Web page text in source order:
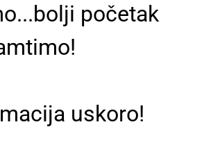
početak
uskoro!